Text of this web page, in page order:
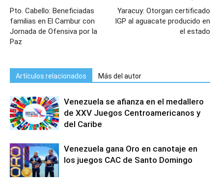
Pto. Cabello: Beneficiadas
familias en El Cambur con
Jornada de Ofensiva por la
Paz
Yaracuy: Otorgan certificado
IGP al aguacate producido en
el estado
Artículos relacionados Más del autor
Venezuela se afianza en el medallero
de XXV Juegos Centroamericanos y
del Caribe
Venezuela gana Oro en canotaje en
los juegos CAC de Santo Domingo